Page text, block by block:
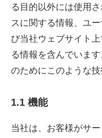
る目的以外には使用
スに関する情報、ユ
び当社ウェブサイト
る情報を含んでいま
のためにこのような技
1.1 機能
当社は、お客様がサ